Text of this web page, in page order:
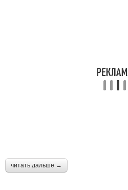
читать дальше →